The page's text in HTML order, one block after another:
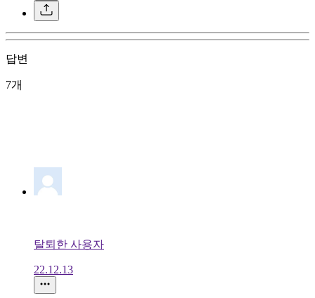
답변
7개
탈퇴한 사용자
22.12.13